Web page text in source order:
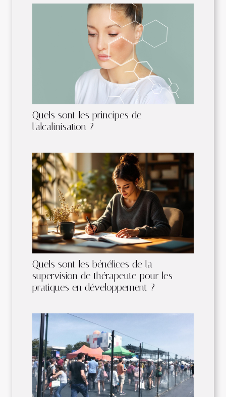
Quels sont les principes de
l'alcalinisation ?
Quels sont les bénéfices de la
supervision de thérapeute pour les
pratiques en développement ?